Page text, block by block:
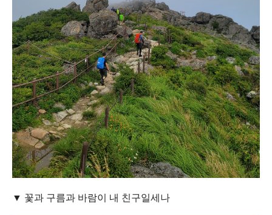
▼ 꽃과 구름과 바람이 내 친구일세나